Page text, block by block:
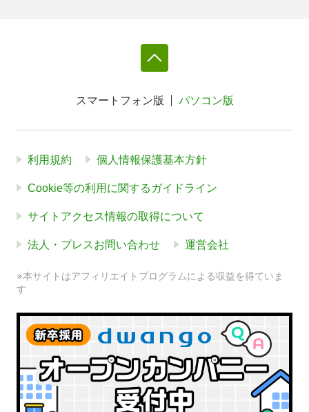
スマートフォン版 パソコン版
利用規約 個人情報保護基本方針
Cookie等の利用に関するガイドライン
サイトアクセス情報の取得について
法人・プレスお問い合わせ 運営会社
※本サイトはアフィリエイトプログラムによる収益を得ていま
す